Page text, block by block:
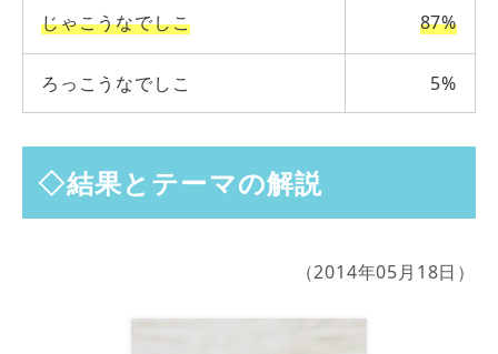
じゃこうなでしこ 87%
ろっこうなでしこ 5%
◇結果とテーマの解説
（2014年05月18日）